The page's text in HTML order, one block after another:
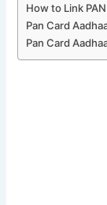
How to Link PAN
Pan Card
Pan Card